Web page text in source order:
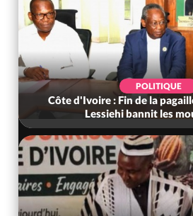
POLITIQUE
Côte d'Ivoire : Fin de la
Lessiehi bannit les